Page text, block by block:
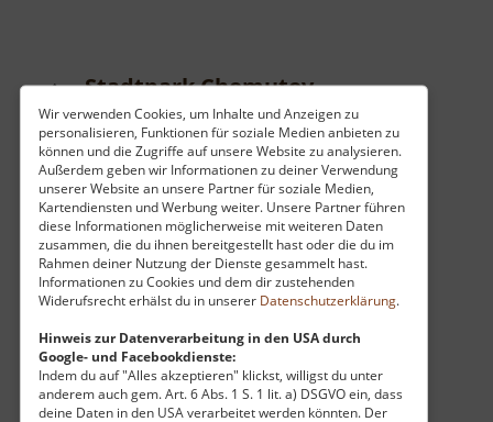
Wir verwenden Cookies, um Inhalte und Anzeigen zu
personalisieren, Funktionen für soziale Medien anbieten zu
können und die Zugriffe auf unsere Website zu analysieren.
Außerdem geben wir Informationen zu deiner Verwendung
unserer Website an unsere Partner für soziale Medien,
Kartendiensten und Werbung weiter. Unsere Partner führen
diese Informationen möglicherweise mit weiteren Daten
zusammen, die du ihnen bereitgestellt hast oder die du im
Rahmen deiner Nutzung der Dienste gesammelt hast.
Informationen zu Cookies und dem dir zustehenden
Widerufsrecht erhälst du in unserer Datenschutzerklärung.
Hinweis zur Datenverarbeitung in den USA durch
Google- und Facebookdienste:
Indem du auf "Alles akzeptieren" klickst, willigst du unter
anderem auch gem. Art. 6 Abs. 1 S. 1 lit. a) DSGVO ein, dass
deine Daten in den USA verarbeitet werden könnten. Der
Stadtpark Chomutov
Böhmisches Erzgebirge
aktuell vom 06.06.2025 / Zugriffe: 2517
34 km vom aktuellen Standort
Der Stadtpark in Chomotov (Komotau) ist in
vielen Karten auch als Park der
tschechoslovakischen Armee verzeichnet.
Allerdings nennen in die Einwohner meist nur
"Stadtpark". Hier findet man große und kleine